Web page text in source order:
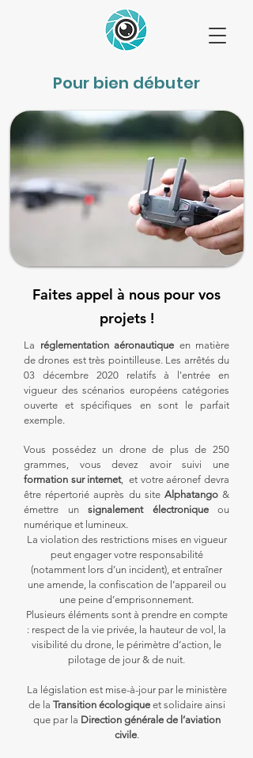
Pour bien débuter
Faites appel à nous pour vos
projets !
La réglementation aéronautique en matière
de drones est très pointilleuse. Les arrêtés du
03 décembre 2020 relatifs à l'entrée en
vigueur des scénarios européens catégories
ouverte et spécifiques en sont le parfait
exemple.
Vous possédez un drone de plus de 250
grammes, vous devez avoir suivi une
formation sur internet, et votre aéronef devra
être répertorié auprès du site Alphatango&
émettre un signalement électroniqueou
numérique et lumineux.
La violation des restrictions mises en vigueur
peut engager votre responsabilité
(notamment lors d’un incident), et entraîner
une amende, la confiscation de l’appareil ou
une peine d’emprisonnement.
Plusieurs éléments sont à prendre en compte
: respect de la vie privée, la hauteur de vol, la
visibilité du drone, le périmètre d’action, le
pilotage de jour & de nuit.
La législation est mise-à-jour par le ministère
de la Transition écologique et solidaire ainsi
que par la Direction générale de l’aviation
civile.